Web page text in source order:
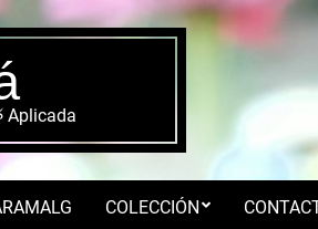
Aplicada
COLECCIÓN